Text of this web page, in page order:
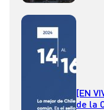
[EN
de la